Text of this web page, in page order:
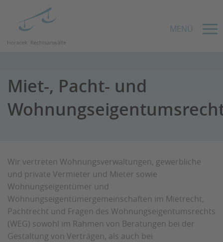
MENÜ
Miet-, Pacht- und
Wir vertreten Wohnungsverwaltungen, gewerbliche
und private Vermieter und Mieter sowie
Wohnungseigentümer und
Wohnungseigentümergemeinschaften im Mietrecht,
Pachtrecht und Fragen des Wohnungseigentumsrechts
(WEG) sowohl im Rahmen von Beratungen bei der
Gestaltung von Verträgen, als auch bei